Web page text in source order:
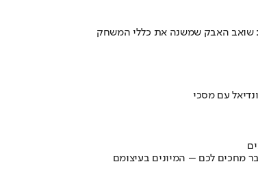
שואב האבק שמשנה את כללי המשחק
מחכים לכם – המיונים בעיצומם